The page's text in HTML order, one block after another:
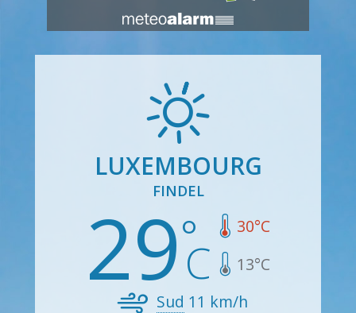
LUXEMBOURG
FINDEL
29 30°C
13°C
Sud 11 km/h